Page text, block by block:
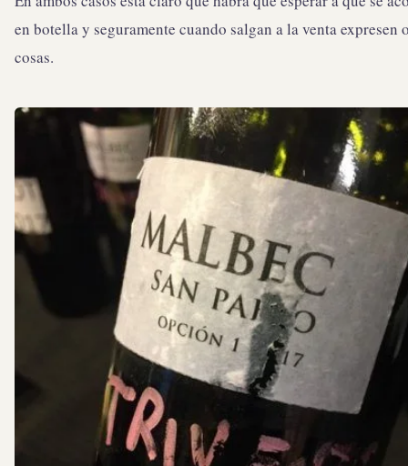
en botella y seguramente cuando salgan a la venta expresen
cosas.